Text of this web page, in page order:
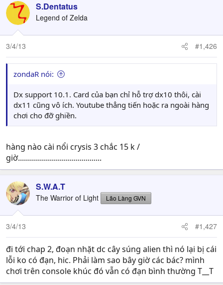
S.Dentatus
Legend of Zelda
3/4/13 #1,426
zondaR nói:
Dx support 10.1. Card của bạn chỉ hỗ trợ dx10 thôi, cài
dx11 cũng vô ích. Youtube thẳng tiến hoặc ra ngoài hàng
chơi cho đỡ ghiền.
hàng nào cài nổi crysis 3 chắc 15 k /
giờ..........................................
S.W.A.T
The Warrior of Light Lão Làng GVN
3/4/13 #1,427
đi tới chap 2, đoạn nhặt dc cây súng alien thì nó lại bị cái
lỗi ko có đạn, hic. Phải làm sao bây giờ các bác? mình
chơi trên console khúc đó vẫn có đạn bình thường T__T